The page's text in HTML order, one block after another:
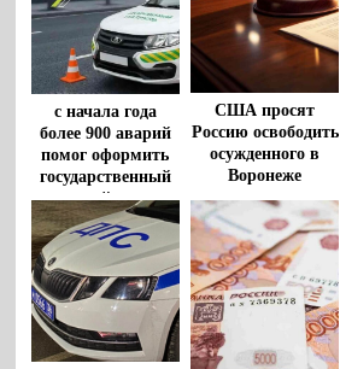
с начала года
более 900 аварий
помог оформить
государственный
дорожный патруль
США просят
Россию освободить
осужденного в
Воронеже
американца
Роберта Гилмана